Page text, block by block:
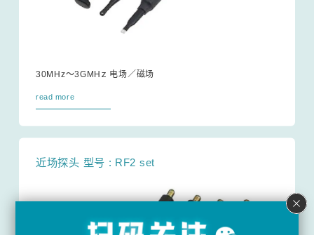
30MHz～3GMHｚ 电场／磁场
read more
近场探头 型号 : RF2 set